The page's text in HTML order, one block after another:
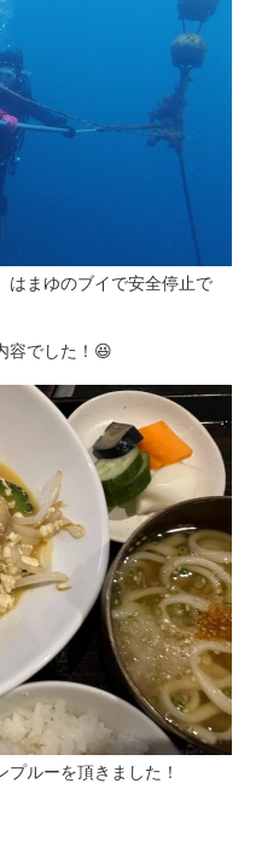
はまゆのブイで安全停止で
容でした！😆
ルーを頂きました！